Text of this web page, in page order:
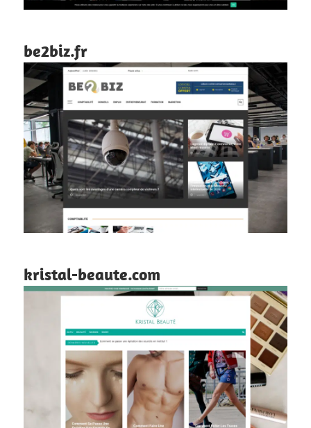
be2biz.fr
kristal-beaute.com